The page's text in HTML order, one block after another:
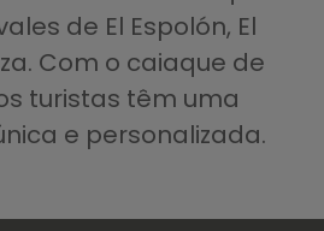
de El Espolón, El
Com o caiaque de
turistas têm uma
e personalizada.